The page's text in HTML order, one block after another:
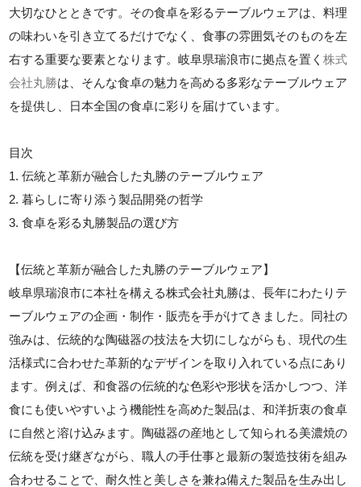
大切なひとときです。その食卓を彩るテーブルウェアは、料理
の味わいを引き立てるだけでなく、食事の雰囲気そのものを左
右する重要な要素となります。岐阜県瑞浪市に拠点を置く株式
会社丸勝は、そんな食卓の魅力を高める多彩なテーブルウェア
を提供し、日本全国の食卓に彩りを届けています。
目次
1. 伝統と革新が融合した丸勝のテーブルウェア
2. 暮らしに寄り添う製品開発の哲学
3. 食卓を彩る丸勝製品の選び方
【伝統と革新が融合した丸勝のテーブルウェア】
岐阜県瑞浪市に本社を構える株式会社丸勝は、長年にわたりテ
ーブルウェアの企画・制作・販売を手がけてきました。同社の
強みは、伝統的な陶磁器の技法を大切にしながらも、現代の生
活様式に合わせた革新的なデザインを取り入れている点にあり
ます。例えば、和食器の伝統的な色彩や形状を活かしつつ、洋
食にも使いやすいよう機能性を高めた製品は、和洋折衷の食卓
に自然と溶け込みます。陶磁器の産地として知られる美濃焼の
伝統を受け継ぎながら、職人の手仕事と最新の製造技術を組み
合わせることで、耐久性と美しさを兼ね備えた製品を生み出し